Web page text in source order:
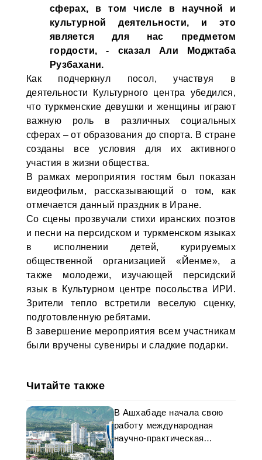
сферах, в том числе в научной и
культурной деятельности, и это
является для нас предметом
гордости, - сказал Али Моджтаба
Рузбахани.
Как подчеркнул посол, участвуя в
деятельности Культурного центра убедился,
что туркменские девушки и женщины играют
важную роль в различных социальных
сферах – от образования до спорта. В стране
созданы все условия для их активного
участия в жизни общества.
В рамках мероприятия гостям был показан
видеофильм, рассказывающий о том, как
отмечается данный праздник в Иране.
Со сцены прозвучали стихи иранских поэтов
и песни на персидском и туркменском языках
в исполнении детей, курируемых
общественной организацией «Йенме», а
также молодежи, изучающей персидский
язык в Культурном центре посольства ИРИ.
Зрители тепло встретили веселую сценку,
подготовленную ребятами.
В завершение мероприятия всем участникам
были вручены сувениры и сладкие подарки.
Читайте также
В Ашхабаде начала свою
работу международная
научно-практическая
конференция